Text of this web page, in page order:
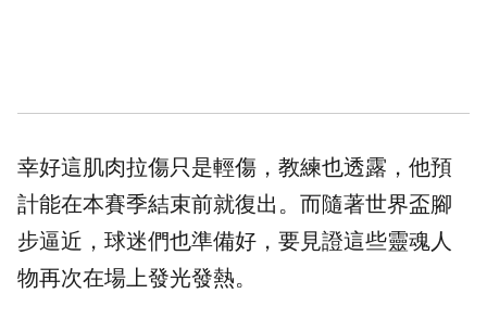
幸好這肌肉拉傷只是輕傷，教練也透露，他預
計能在本賽季結束前就復出。而隨著世界盃腳
步逼近，球迷們也準備好，要見證這些靈魂人
物再次在場上發光發熱。